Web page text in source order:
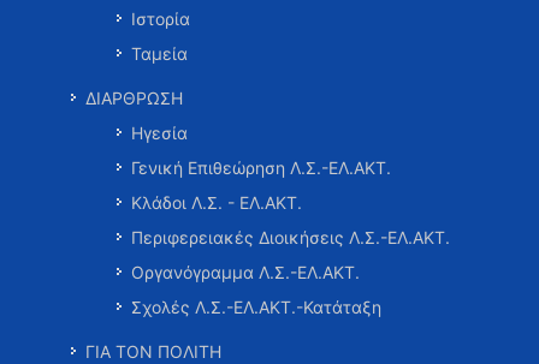
Ιστορία
Ταμεία
ΔΙΑΡΘΡΩΣΗ
Ηγεσία
Γενική Επιθεώρηση Λ.Σ.-ΕΛ.ΑΚΤ.
Κλάδοι Λ.Σ. - ΕΛ.ΑΚΤ.
Περιφερειακές Διοικήσεις Λ.Σ.-ΕΛ.ΑΚΤ.
Οργανόγραμμα Λ.Σ.-ΕΛ.ΑΚΤ.
Σχολές Λ.Σ.-ΕΛ.ΑΚΤ.-Κατάταξη
ΓΙΑ ΤΟΝ ΠΟΛΙΤΗ